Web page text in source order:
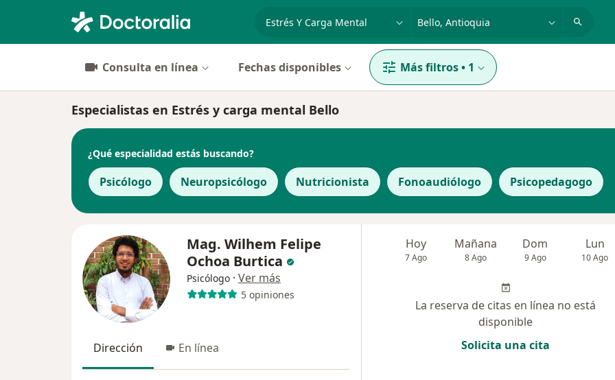
especialidad, enfermedad o nombre
Consulta en línea Fechas disponibles Más filtros• 1
Especialistas en Estrés y carga mental Bello
¿Qué especialidad estás buscando?
Psicólogo Neuropsicólogo Nutricionista Fonoaudiólogo Psicopedagogo
Mag. Wilhem Felipe
Ochoa Burtica
Psicólogo · Ver más
5 opiniones
Dirección En línea
Hoy
7 Ago
Mañana
8 Ago
Dom
9 Ago
Lun
10 Ago
La reserva de citas en línea no está
disponible
Solicita una cita